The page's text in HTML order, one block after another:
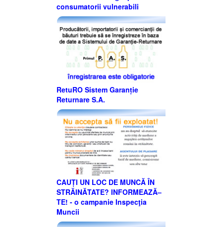
consumatorii vulnerabili
RetuRO Sistem Garanție
Returnare S.A.
CAUȚI UN LOC DE MUNCĂ ÎN
STRĂINĂTATE? INFORMEAZĂ–
TE! - o campanie Inspecţia
Muncii